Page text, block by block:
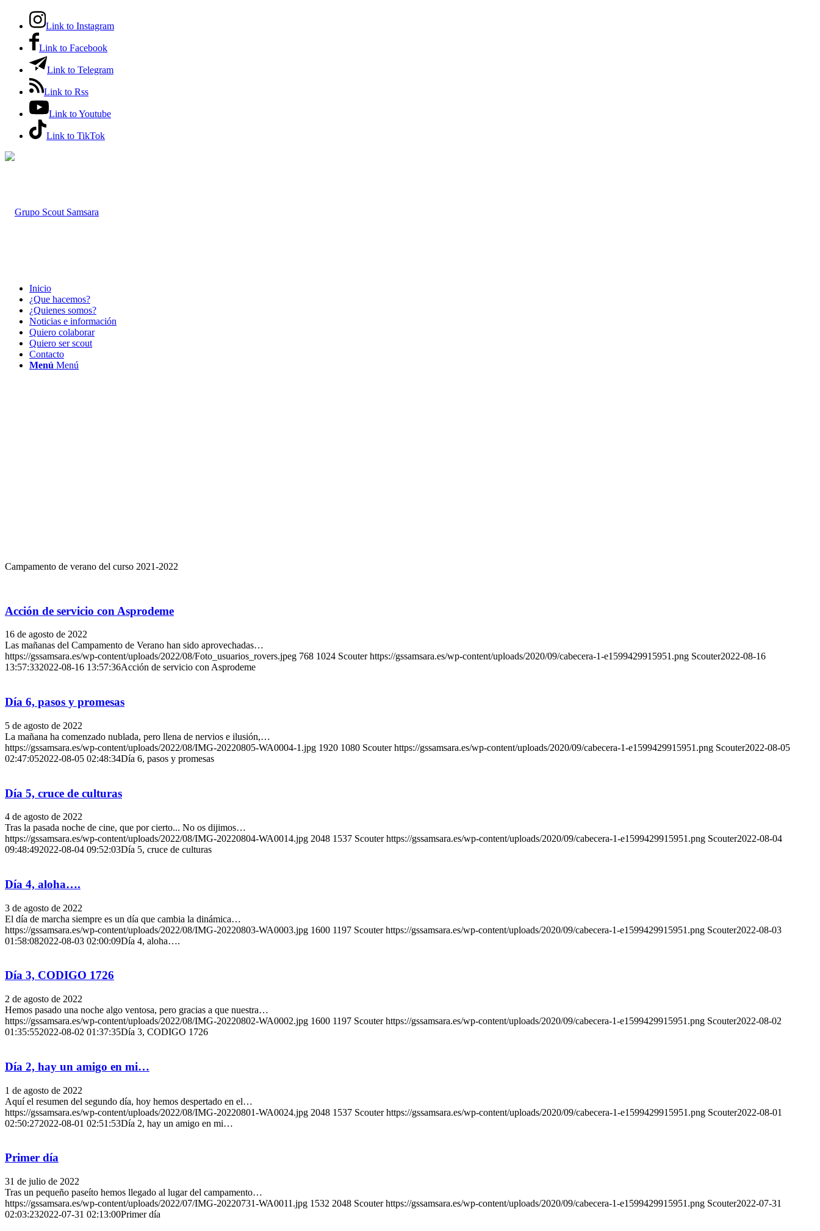
Link to Instagram
Link to Facebook
Link to Telegram
Link to Rss
Link to Youtube
Link to TikTok
Inicio
¿Que hacemos?
¿Quienes somos?
Noticias e información
Quiero colaborar
Quiero ser scout
Contacto
Menú Menú
Campamento de verano del curso 2021-2022
Acción de servicio con Asprodeme
16 de agosto de 2022
Las mañanas del Campamento de Verano han sido aprovechadas…
https://gssamsara.es/wp-content/uploads/2022/08/Foto_usuarios_rovers.jpeg 768 1024 Scouter https://gssamsara.es/wp-content/uploads/2020/09/cabecera-1-e1599429915951.png Scouter2022-08-16
13:57:332022-08-16 13:57:36Acción de servicio con Asprodeme
Día 6, pasos y promesas
5 de agosto de 2022
La mañana ha comenzado nublada, pero llena de nervios e ilusión,…
https://gssamsara.es/wp-content/uploads/2022/08/IMG-20220805-WA0004-1.jpg 1920 1080 Scouter https://gssamsara.es/wp-content/uploads/2020/09/cabecera-1-e1599429915951.png Scouter2022-08-05
02:47:052022-08-05 02:48:34Día 6, pasos y promesas
Día 5, cruce de culturas
4 de agosto de 2022
Tras la pasada noche de cine, que por cierto... No os dijimos…
https://gssamsara.es/wp-content/uploads/2022/08/IMG-20220804-WA0014.jpg 2048 1537 Scouter https://gssamsara.es/wp-content/uploads/2020/09/cabecera-1-e1599429915951.png Scouter2022-08-04
09:48:492022-08-04 09:52:03Día 5, cruce de culturas
Día 4, aloha….
3 de agosto de 2022
El día de marcha siempre es un día que cambia la dinámica…
https://gssamsara.es/wp-content/uploads/2022/08/IMG-20220803-WA0003.jpg 1600 1197 Scouter https://gssamsara.es/wp-content/uploads/2020/09/cabecera-1-e1599429915951.png Scouter2022-08-03
01:58:082022-08-03 02:00:09Día 4, aloha….
Día 3, CODIGO 1726
2 de agosto de 2022
Hemos pasado una noche algo ventosa, pero gracias a que nuestra…
https://gssamsara.es/wp-content/uploads/2022/08/IMG-20220802-WA0002.jpg 1600 1197 Scouter https://gssamsara.es/wp-content/uploads/2020/09/cabecera-1-e1599429915951.png Scouter2022-08-02
01:35:552022-08-02 01:37:35Día 3, CODIGO 1726
Día 2, hay un amigo en mi…
1 de agosto de 2022
Aquí el resumen del segundo día, hoy hemos despertado en el…
https://gssamsara.es/wp-content/uploads/2022/08/IMG-20220801-WA0024.jpg 2048 1537 Scouter https://gssamsara.es/wp-content/uploads/2020/09/cabecera-1-e1599429915951.png Scouter2022-08-01
02:50:272022-08-01 02:51:53Día 2, hay un amigo en mi…
Primer día
31 de julio de 2022
Tras un pequeño paseíto hemos llegado al lugar del campamento…
https://gssamsara.es/wp-content/uploads/2022/07/IMG-20220731-WA0011.jpg 1532 2048 Scouter https://gssamsara.es/wp-content/uploads/2020/09/cabecera-1-e1599429915951.png Scouter2022-07-31
02:03:232022-07-31 02:13:00Primer día